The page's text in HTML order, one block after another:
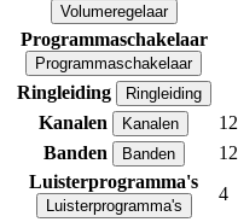
Volumeregelaar
Programmaschakelaar
Programmaschakelaar
Ringleiding Ringleiding
Kanalen Kanalen 12
Banden
Banden 12
Luisterprogramma's
Luisterprogramma's
4